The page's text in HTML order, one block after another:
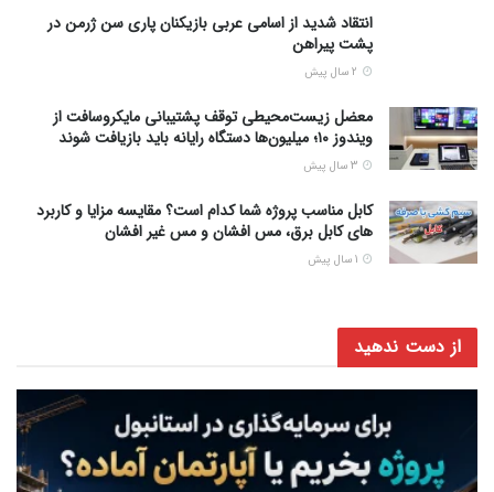
انتقاد شدید از اسامی عربی بازیکنان پاری سن ژرمن در
پشت پیراهن
معضل زیست‌محیطی توقف پشتیبانی مایکروسافت از
ویندوز ۱۰؛ میلیون‌ها دستگاه رایانه باید بازیافت شوند
کابل مناسب پروژه شما کدام است؟ مقایسه مزایا و کاربرد
های کابل برق، مس افشان و مس غیر افشان
از دست ندهید